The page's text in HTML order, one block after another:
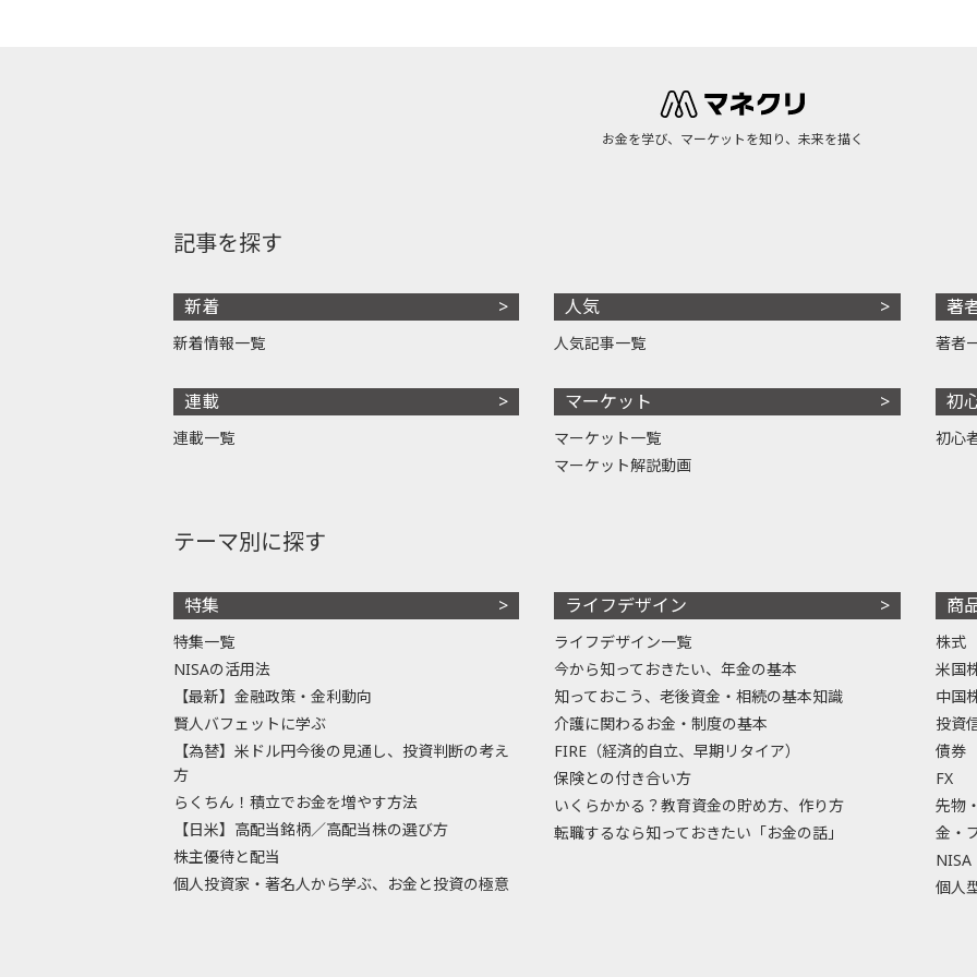
お金を学び、マーケットを知り、未来を描く
記事を探す
新着
新着情報一覧
連載
連載一覧
人気
人気記事一覧
マーケット
マーケット一覧
マーケット解説動画
著
著者
初
初心
テーマ別に探す
特集
特集一覧
NISAの活用法
【最新】金融政策・金利動向
賢人バフェットに学ぶ
【為替】米ドル円今後の見通し、投資判断の考え
方
らくちん！積立でお金を増やす方法
【日米】高配当銘柄／高配当株の選び方
株主優待と配当
個人投資家・著名人から学ぶ、お金と投資の極意
ライフデザイン
ライフデザイン一覧
今から知っておきたい、年金の基本
知っておこう、老後資金・相続の基本知識
介護に関わるお金・制度の基本
FIRE（経済的自立、早期リタイア）
保険との付き合い方
いくらかかる？教育資金の貯め方、作り方
転職するなら知っておきたい「お金の話」
商
株式
米国
中国
投資
債券
FX
先物
金・
NISA
個人